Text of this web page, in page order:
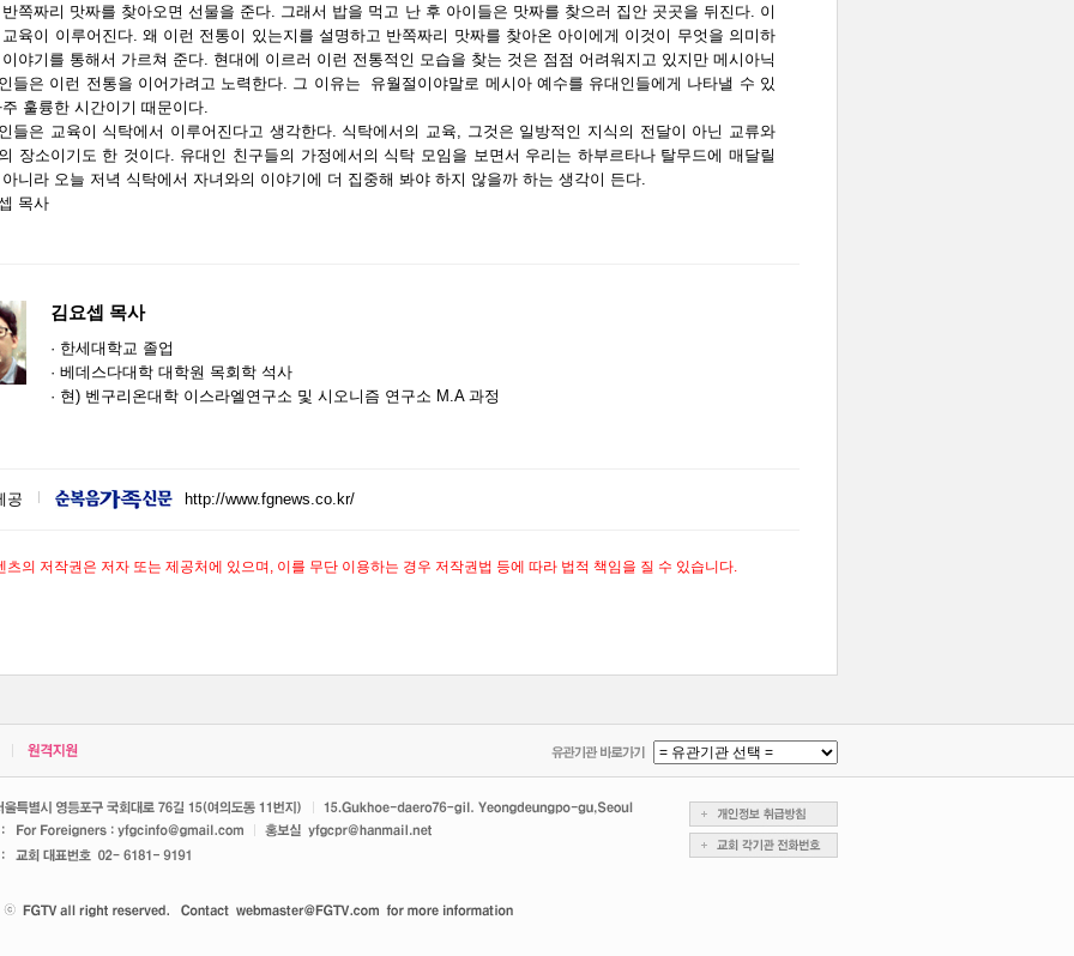
쪽짜리 맛짜를 찾아오면 선물을 준다. 그래서 밥을 먹고 난 후 아이들은 맛짜를 찾으러 집안 곳곳을 뒤진다. 이
육이 이루어진다. 왜 이런 전통이 있는지를 설명하고 반쪽짜리 맛짜를 찾아온 아이에게 이것이 무엇을 의미하
야기를 통해서 가르쳐 준다. 현대에 이르러 이런 전통적인 모습을 찾는 것은 점점 어려워지고 있지만 메시아닉
들은 이런 전통을 이어가려고 노력한다. 그 이유는 유월절이야말로 메시아 예수를 유대인들에게 나타낼 수 있
훌륭한 시간이기 때문이다.
들은 교육이 식탁에서 이루어진다고 생각한다. 식탁에서의 교육, 그것은 일방적인 지식의 전달이 아닌 교류와
장소이기도 한 것이다. 유대인 친구들의 가정에서의 식탁 모임을 보면서 우리는 하부르타나 탈무드에 매달릴
니라 오늘 저녁 식탁에서 자녀와의 이야기에 더 집중해 봐야 하지 않을까 하는 생각이 든다.
목사
김요셉 목사
· 한세대학교 졸업
· 베데스다대학 대학원 목회학 석사
· 현) 벤구리온대학 이스라엘연구소 및 시오니즘 연구소 M.A 과정
공 http://www.fgnews.co.kr/
의 저작권은 저자 또는 제공처에 있으며, 이를 무단 이용하는 경우 저작권법 등에 따라 법적 책임을 질 수 있습니다.